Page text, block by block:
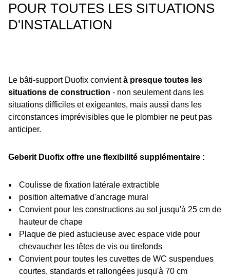
POUR TOUTES LES SITUATIONS
D'INSTALLATION
Le bâti-support Duofix convientà presque toutes les
situations de construction - non seulement dans les
situations difficiles et exigeantes, mais aussi dans les
circonstances imprévisibles que le plombier ne peut pas
anticiper.
Geberit Duofix offre une flexibilité supplémentaire :
Coulisse de fixation latérale extractible
position alternative d'ancrage mural
Convient pour les constructions au sol jusqu'à 25 cm de
hauteur de chape
Plaque de pied astucieuse avec espace vide pour
chevaucher les têtes de vis ou tirefonds
Convient pour toutes les cuvettes de WC suspendues
courtes, standards et rallongées jusqu'à 70 cm